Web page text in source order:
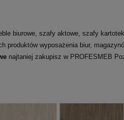
biurowe, szafy aktowe, szafy
produktów wyposażenia biur,
najtaniej zakupisz w PROFESMEB